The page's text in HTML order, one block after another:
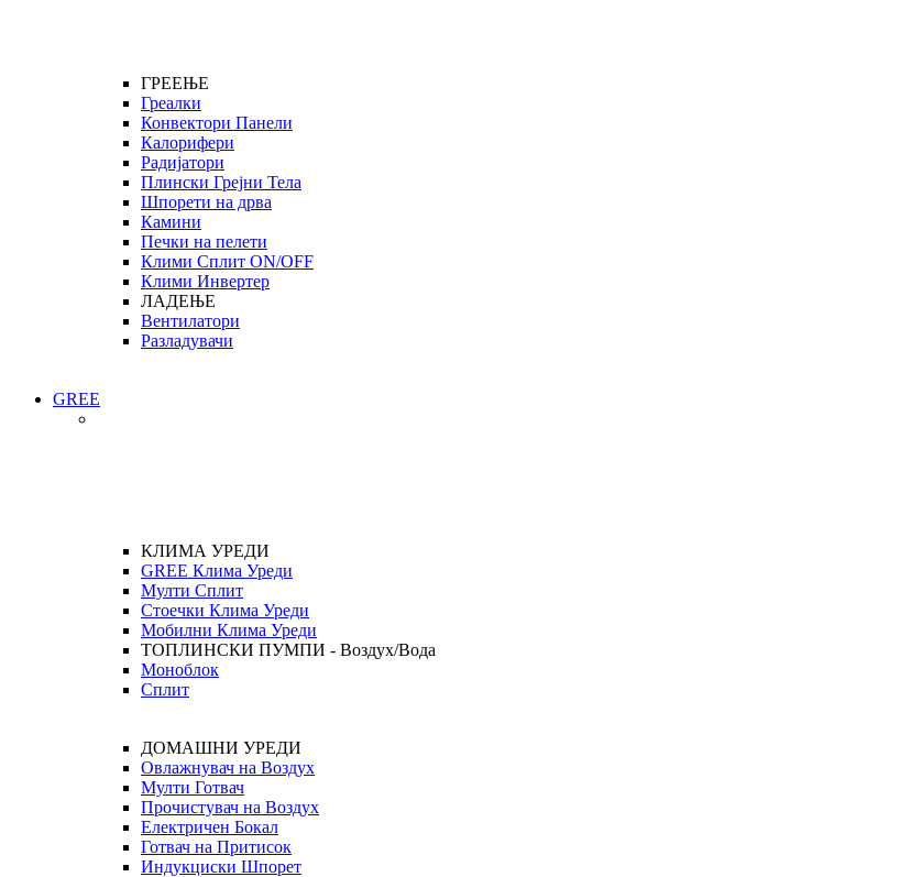
ГРЕЕЊЕ
Греалки
Конвектори Панели
Калорифери
Радијатори
Плински Грејни Тела
Шпорети на дрва
Камини
Печки на пелети
Клими Сплит ON/OFF
Клими Инвертер
ЛАДЕЊЕ
Вентилатори
Разладувачи
GREE
КЛИМА УРЕДИ
GREE Клима Уреди
Мулти Сплит
Стоечки Клима Уреди
Мобилни Клима Уреди
ТОПЛИНСКИ ПУМПИ - Воздух/Вода
Моноблок
Сплит
ДОМАШНИ УРЕДИ
Овлажнувач на Воздух
Мулти Готвач
Прочистувач на Воздух
Електричен Бокал
Готвач на Притисок
Индукциски Шпорет